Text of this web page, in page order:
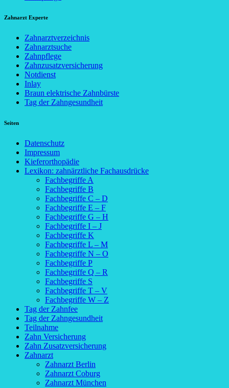
Zahnarzt Experte
Zahnarztverzeichnis
Zahnarztsuche
Zahnpflege
Zahnzusatzversicherung
Notdienst
Inlay
Braun elektrische Zahnbürste
Tag der Zahngesundheit
Seiten
Datenschutz
Impressum
Kieferorthopädie
Lexikon: zahnärztliche Fachausdrücke
Fachbegriffe A
Fachbegriffe B
Fachbegriffe C – D
Fachbegriffe E – F
Fachbegriffe G – H
Fachbegriffe I – J
Fachbegriffe K
Fachbegriffe L – M
Fachbegriffe N – O
Fachbegriffe P
Fachbegriffe Q – R
Fachbegriffe S
Fachbegriffe T – V
Fachbegriffe W – Z
Tag der Zahnfee
Tag der Zahngesundheit
Teilnahme
Zahn Versicherung
Zahn Zusatzversicherung
Zahnarzt
Zahnarzt Berlin
Zahnarzt Coburg
Zahnarzt München